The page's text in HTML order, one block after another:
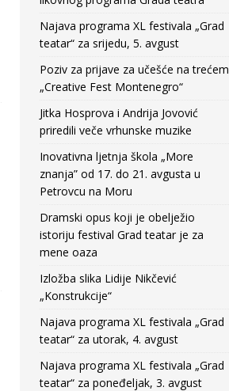
Najava programa XL festivala „Grad
teatar“ za srijedu, 5. avgust
Poziv za prijave za učešće na trećem
„Creative Fest Montenegro“
Jitka Hosprova i Andrija Jovović
priredili veče vrhunske muzike
Inovativna ljetnja škola „More
znanja” od 17. do 21. avgusta u
Petrovcu na Moru
Dramski opus koji je obelježio
istoriju festival Grad teatar je za
mene oaza
Izložba slika Lidije Nikčević
„Konstrukcije“
Najava programa XL festivala „Grad
teatar“ za utorak, 4. avgust
Najava programa XL festivala „Grad
teatar“ za poneđeljak, 3. avgust